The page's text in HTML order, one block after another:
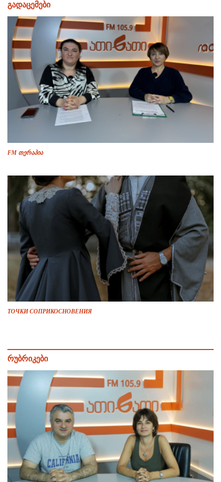
გადაცემები
FM თერაპია
ТОЧКИ СОПРИКОСНОВЕНИЯ
რუბრიკები